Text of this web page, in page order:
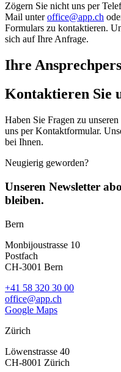
Zögern Sie nicht uns per
Mail unteroffice@app.ch
Formulars zu kontaktieren.
sich auf Ihre Anfrage.
Ihre
Kontaktieren Sie
Haben Sie Fragen zu
uns per Kontaktformular.
bei Ihnen.
Neugierig geworden?
Unseren Newsletter
bleiben.
Bern
Monbijoustrasse 10
Postfach
CH-3001 Bern
+41 58 320 30 00
office@app.ch
Google Maps
Zürich
Löwenstrasse 40
CH-8001 Zürich